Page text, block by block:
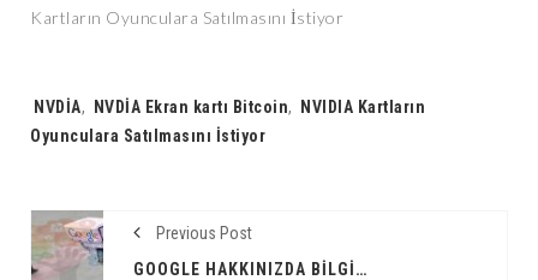
Kartların Oyunculara Satılmasını İstiyor
Tags:
NVDİA, NVDİA Ekran kartı Bitcoin,
NVIDIA Kartların
Oyunculara Satılmasını İstiyor
Previous Post
GOOGLE HAKKINIZDA BILGI TOPLUYOR MU?NASIL SILINIR?